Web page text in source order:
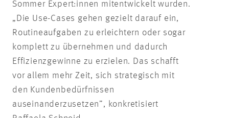
Sommer Expert:innen mitentwickelt wurden.
„Die Use-Cases gehen gezielt darauf ein,
Routineaufgaben zu erleichtern oder sogar
komplett zu übernehmen und dadurch
Effizienzgewinne zu erzielen. Das schafft
vor allem mehr Zeit, sich strategisch mit
den Kundenbedürfnissen
auseinanderzusetzen”, konkretisiert